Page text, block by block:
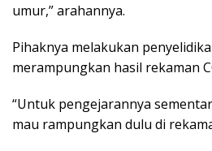
umur,” arahannya.
Pihaknya melakukan
merampungkan hasil rekaman
“Untuk pengejarannya
mau rampungkan dulu di